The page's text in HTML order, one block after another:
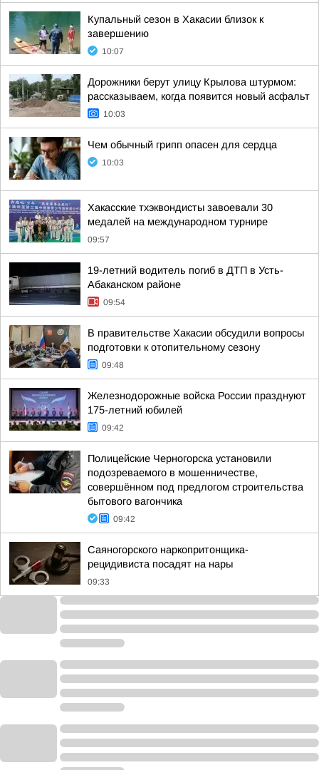
Купальный сезон в Хакасии близок к
завершению
10:07
Дорожники берут улицу Крылова штурмом:
рассказываем, когда появится новый асфальт
10:03
Чем обычный грипп опасен для сердца
10:03
Хакасские тхэквондисты завоевали 30
медалей на международном турнире
09:57
19-летний водитель погиб в ДТП в Усть-
Абаканском районе
09:54
В правительстве Хакасии обсудили вопросы
подготовки к отопительному сезону
09:48
Железнодорожные войска России празднуют
175-летний юбилей
09:42
Полицейские Черногорска установили
подозреваемого в мошенничестве,
совершённом под предлогом строительства
бытового вагончика
09:42
Саяногорского наркопритонщика-
рецидивиста посадят на нары
09:33